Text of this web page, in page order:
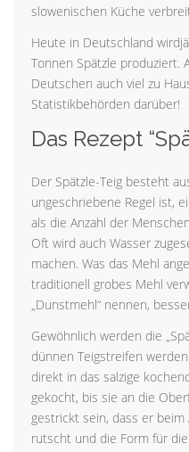
slowenischen Küche
Heute in Deutschland
Tonnen Spätzle produziert.
Deutschen auch viel zu
Statistikbehörden darüber!
Das Rezept
Der Spätzle-Teig besteht
ungeschriebene Regel ist,
als die Anzahl der
Oft wird auch Wasser
machen. Was das Mehl
traditionell grobes Mehl
„Dunstmehl“ nennen,
Gewöhnlich werden die
dünnen Teigstreifen
direkt in das salzige
gekocht, bis sie an die
gestrickt sein, dass er
rutscht und die Form für